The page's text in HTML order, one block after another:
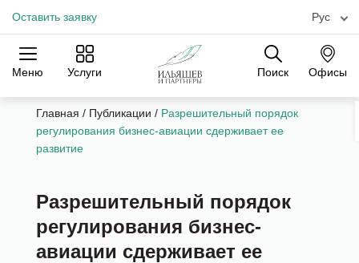
Оставить заявку Рус
Меню Услуги Поиск Офисы
Практики Отрасли
Офисы
Главная / Публикации / Разрешительный порядок
регулирования бизнес-авиации сдерживает ее
развитие
Разрешительный порядок
регулирования бизнес-
авиации сдерживает ее